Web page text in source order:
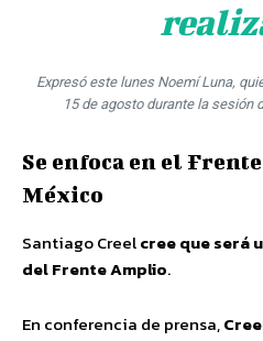
Expresó este lunes Noemí Luna,
15 de agosto durante la sesión
Se enfoca en el
México
Santiago Creelcree que será
del Frente Amplio.
En conferencia de prensa,